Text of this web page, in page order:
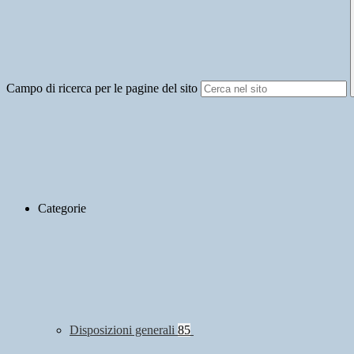
Campo di ricerca per le pagine del sito
Categorie
Disposizioni generali 85